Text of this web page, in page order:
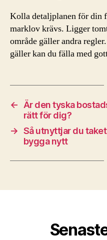
Kolla detaljplanen för din
marklov krävs. Ligger
område gäller andra
gäller kan du fälla med
←
Är den tyska
rätt för dig?
→ Så utnyttjar du
bygga nytt